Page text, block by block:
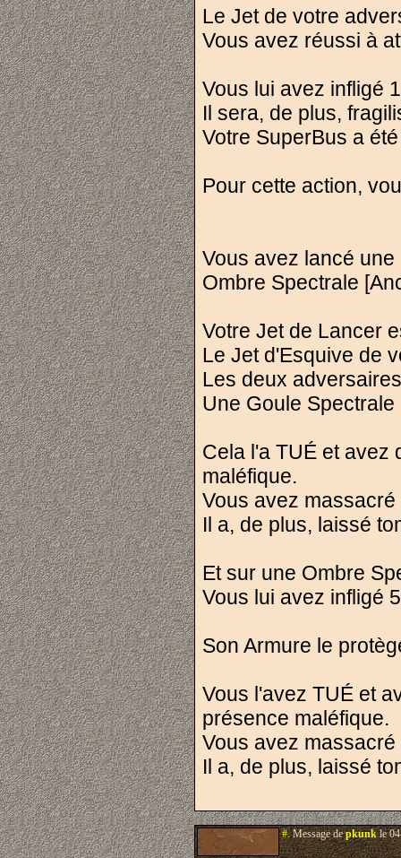
Le Jet de votre
Vous avez réussi à
Vous lui avez infligé
Il sera, de plus,
Votre SuperBus a
Pour cette action,
Vous avez lancé
Ombre Spectrale
Votre Jet de
Le Jet d'Esquive
Les deux
Une Goule
Cela l'a TUÉ et avez
maléfique.
Vous avez
Il a, de plus, laissé
Et sur une Ombre
Vous lui avez infligé
Son Armure le
Vous l'avez TUÉ et
présence maléfique.
Vous avez
Il a, de plus, laissé
#.Message depkunkle